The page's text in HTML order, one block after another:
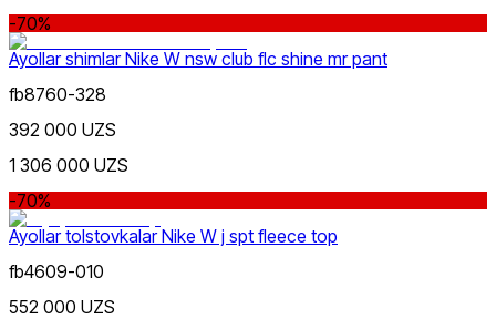
-70%
Ayollar shimlar Nike W nsw club flc shine mr pant
fb8760-328
392 000 UZS
1 306 000 UZS
-70%
Ayollar tolstovkalar Nike W j spt fleece top
fb4609-010
552 000 UZS